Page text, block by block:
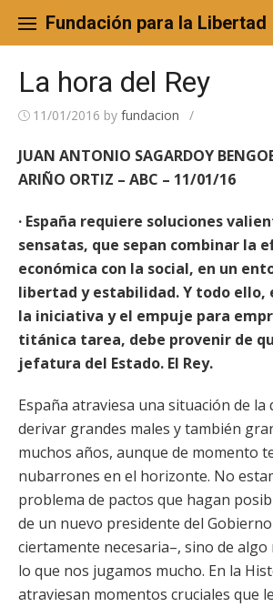
content
Fundación para la Libertad
La hora del Rey
11/01/2016 by fundacion /
JUAN ANTONIO SAGARDOY
ARIÑO ORTIZ – ABC – 11/01/16
· España requiere soluciones
sensatas, que sepan combinar la
económica con la social, en un
libertad y estabilidad. Y todo ello,
la iniciativa y el empuje para
titánica tarea, debe provenir de
jefatura del Estado. El Rey.
España atraviesa una situación de la
derivar grandes males y también
muchos años, aunque de momento
nubarrones en el horizonte. No
problema de pactos que hagan
de un nuevo presidente del
ciertamente necesaria–, sino de
lo que nos jugamos mucho. En la
atraviesan momentos cruciales que